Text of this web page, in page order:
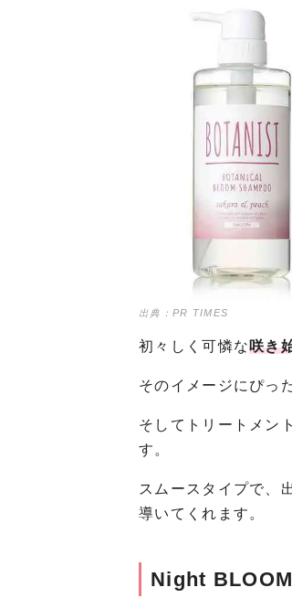
出典：PR TIMES
初々しく可憐な咲き
そのイメージにぴっ
そしてトリートメン
す。
スムースタイプで、
導いてくれます。
Night